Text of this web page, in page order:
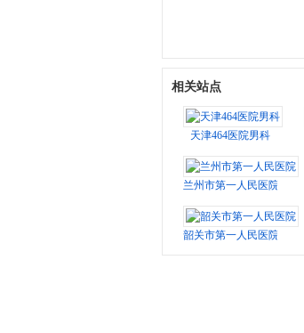
相关站点
天津464医院男科
兰州市第一人民医院
韶关市第一人民医院